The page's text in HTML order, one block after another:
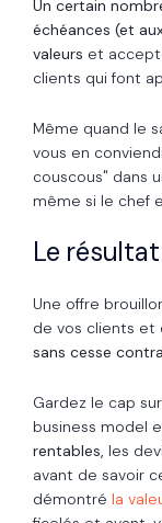
Un certain
échéances (et
valeurs et
clients qui font
Même quand le
vous en
couscous" dans
même si le chef
Le
Une offre
de vos clients et
sans cesse
Gardez le cap
business model
rentables, les
avant de savoir
démontré la